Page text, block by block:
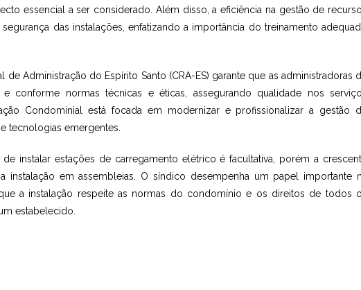
essencial a ser considerado. Além disso, a eficiência na gestão de
das instalações, enfatizando a importância do treinamento
Administração do Espírito Santo (CRA-ES) garante que as administradoras
conforme normas técnicas e éticas, assegurando qualidade nos
Condominial está focada em modernizar e profissionalizar a gestão
tecnologias emergentes.
instalar estações de carregamento elétrico é facultativa, porém a
instalação em assembleias. O síndico desempenha um papel importante
a instalação respeite as normas do condomínio e os direitos de todos
estabelecido.